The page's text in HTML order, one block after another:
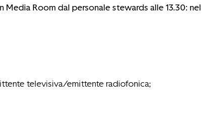
Media Room dal personale stewards alle 13.30: nel
televisiva/emittente radiofonica;